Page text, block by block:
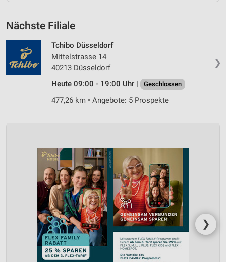
Nächste Filiale
❯
Tchibo Düsseldorf
Mittelstrasse 14
40213 Düsseldorf
Heute 09:00 - 19:00 Uhr |
Geschlossen
477,26 km • Angebote: 5 Prospekte
❯